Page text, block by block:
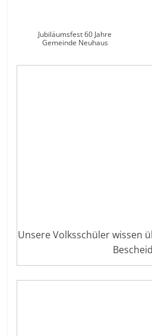
Jubiläumsfest 60 Jahre
Gemeinde Neuhaus
Unsere Volksschüler wissen
Bescheid